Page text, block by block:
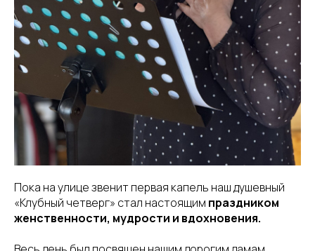
Пока на улице звенит первая капель наш душевный
«Клубный четверг» стал настоящим праздником
женственности, мудрости и вдохновения.